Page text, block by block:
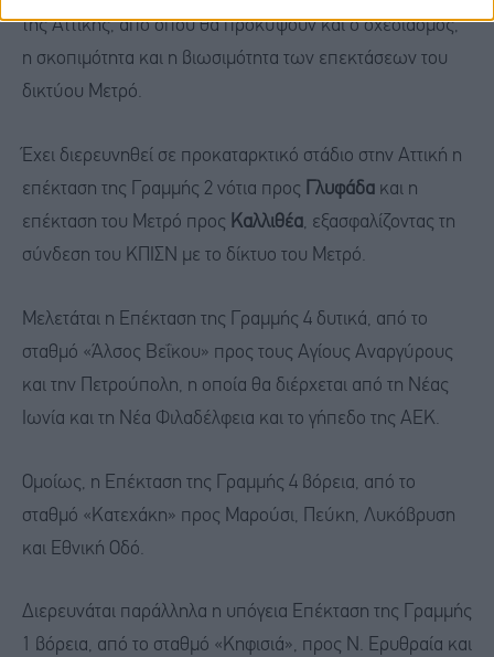
της Αττικής, από όπου θα προκύψουν και ο σχεδιασμός,
η σκοπιμότητα και η βιωσιμότητα των επεκτάσεων του
δικτύου Μετρό.
Έχει διερευνηθεί σε προκαταρκτικό στάδιο στην Αττική η
επέκταση της Γραμμής 2 νότια προς
Γλυφάδα και η
επέκταση του Μετρό προς Καλλιθέα, εξασφαλίζοντας τη
σύνδεση του ΚΠΙΣΝ με το δίκτυο του Μετρό.
Μελετάται η Επέκταση της Γραμμής 4 δυτικά, από το
σταθμό «Άλσος Βεΐκου» προς τους Αγίους Αναργύρους
και την Πετρούπολη, η οποία θα διέρχεται από τη Νέας
Ιωνία και τη Νέα Φιλαδέλφεια και το γήπεδο της ΑΕΚ.
Ομοίως, η Επέκταση της Γραμμής 4 βόρεια, από το
σταθμό «Κατεχάκη» προς Μαρούσι, Πεύκη, Λυκόβρυση
και Εθνική Οδό.
Διερευνάται παράλληλα η υπόγεια Επέκταση της Γραμμής
1 βόρεια, από το σταθμό «Κηφισιά», προς Ν. Ερυθραία και